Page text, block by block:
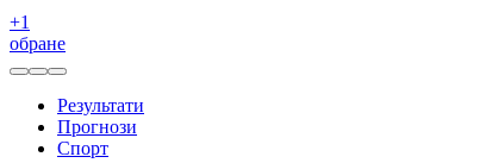
+1
обране
Результати
Прогнози
Спорт